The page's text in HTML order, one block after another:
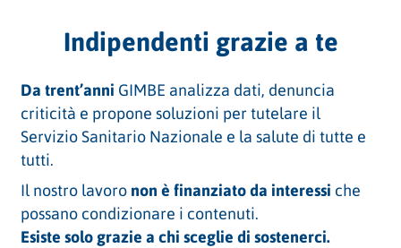
Indipendenti grazie a te
Da trent’anni GIMBE analizza dati, denuncia
criticità e propone soluzioni per tutelare il
Servizio Sanitario Nazionale e la salute di tutte e
tutti.
Il nostro lavoro non è finanziato da interessi che
possano condizionare i contenuti.
Esiste solo grazie a chi sceglie di sostenerci.